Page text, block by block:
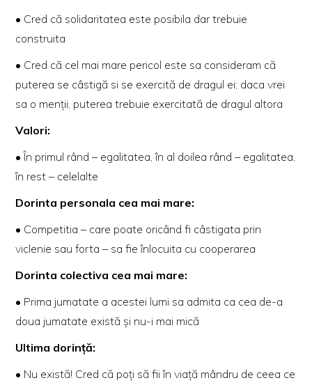
• Cred că solidaritatea este posibila dar trebuie
construita
• Cred că cel mai mare pericol este sa consideram că
puterea se câstigă si se exercită de dragul ei; daca vrei
sa o menții, puterea trebuie exercitată de dragul altora
Valori:
• În primul rând – egalitatea, în al doilea rând – egalitatea,
în rest – celelalte
Dorinta personala cea mai mare:
• Competitia – care poate oricând fi câstigata prin
viclenie sau forta – sa fie înlocuita cu cooperarea
Dorinta colectiva cea mai mare:
• Prima jumatate a acestei lumi sa admita ca cea de-a
doua jumatate există și nu-i mai mică
Ultima dorință:
• Nu există! Cred că poți să fii în viață mândru de ceea ce